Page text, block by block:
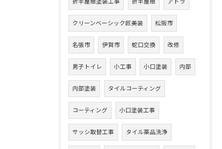
折半屋根塗装工事 折半屋根 アトラ
クリーンベーシック匠美装 松阪市
名張市 伊賀市 蛇口交換 改修
男子トイレ 小工事 小口塗装 内部
内部塗装 タイルコーティング
コーティング 小口塗装工事
サッシ取替工事 タイル薬品洗浄